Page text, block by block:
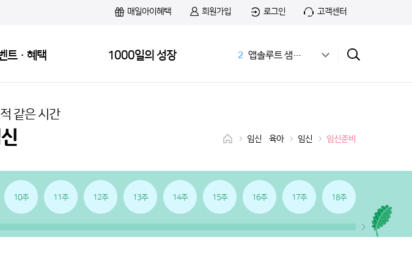
매일아이혜택 회원가입 로그인 고객센터
트·혜택 1000일의 성장
2
앱솔루트 샘플신청
8
치즈
10
36개월 아기 발달
같은 시간
임신•육아 임신 임신준비
10주 11주 12주 13주 14주 15주 16주 17주 18주